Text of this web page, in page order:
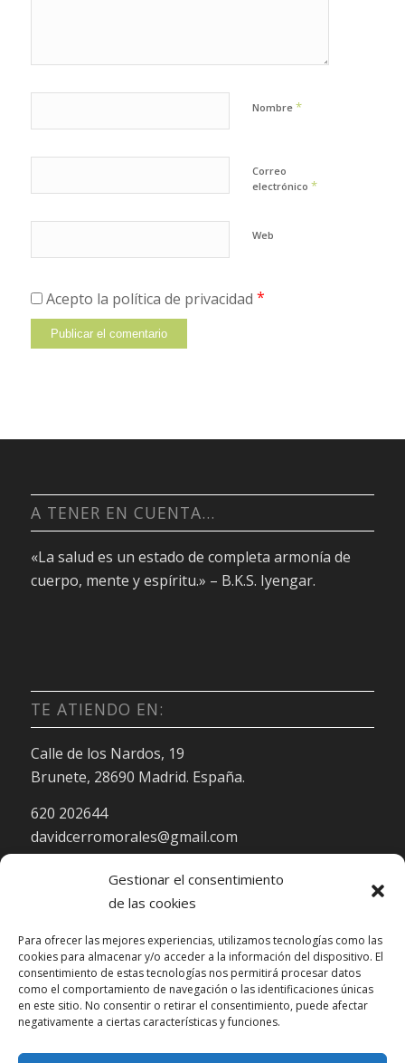
Gestionar el consentimiento
de las cookies
Para ofrecer las mejores experiencias, utilizamos tecnologías como las
cookies para almacenar y/o acceder a la información del dispositivo. El
consentimiento de estas tecnologías nos permitirá procesar datos
como el comportamiento de navegación o las identificaciones únicas
en este sitio. No consentir o retirar el consentimiento, puede afectar
negativamente a ciertas características y funciones.
Nombre *
Correo
electrónico *
Web
Acepto la política de privacidad *
A TENER EN CUENTA…
«La salud es un estado de completa armonía de
cuerpo, mente y espíritu.» – B.K.S. Iyengar.
TE ATIENDO EN:
Calle de los Nardos, 19
Brunete, 28690 Madrid. España.
620 202644
davidcerromorales@gmail.com
HORARIO DE ATENCIÓN:
Lu-Vi: 10:00-22:00
Sa: 10:00-15:00